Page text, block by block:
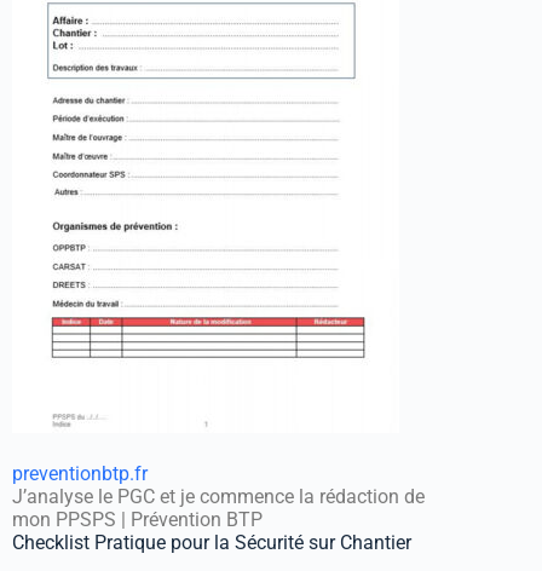
preventionbtp.fr
J’analyse le PGC et je commence la rédaction de
mon PPSPS | Prévention BTP
Checklist Pratique pour la Sécurité sur Chantier